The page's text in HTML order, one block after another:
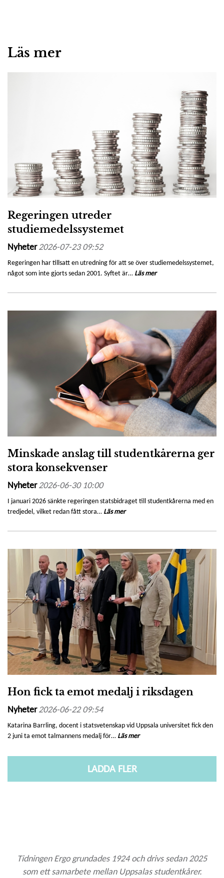
Läs mer
Regeringen utreder
studiemedelssystemet
Nyheter2026-07-23 09:52
Regeringen har tillsatt en utredning för att se över studiemedelssystemet,
något som inte gjorts sedan 2001. Syftet är… Läs mer
Minskade anslag till studentkårerna ger
stora konsekvenser
Nyheter2026-06-30 10:00
I januari 2026 sänkte regeringen statsbidraget till studentkårerna med en
tredjedel, vilket redan fått stora… Läs mer
Hon fick ta emot medalj i riksdagen
Nyheter2026-06-22 09:54
Katarina Barrling, docent i statsvetenskap vid Uppsala universitet fick den
2 juni ta emot talmannens medalj för… Läs mer
LADDA FLER
Tidningen Ergo grundades 1924 och drivs sedan 2025
som ett samarbete mellan Uppsalas studentkårer.